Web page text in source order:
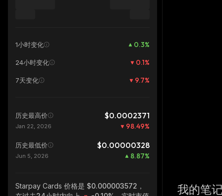
1小时变化 0.3%
24小时变化 0.1%
7天变化 9.7%
历史最高价 $0.0002371
Jan 22, 2026 98.49%
历史最低价 $0.00000328
Jun 5, 2026 8.87%
Starpay Cards 价格是 $0.000003572，
我的笔